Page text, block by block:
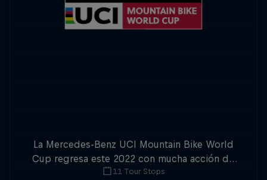
La Mercedes-Benz UCI Mountain Bike World
Cup regresa este 2022 con mucha acción de
downhill y cross-country.
11 Tour Stops